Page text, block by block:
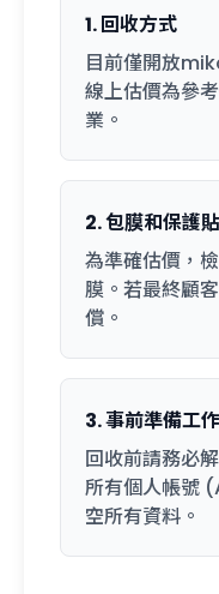
1. 回收方式
目前僅開放
線上估價為參
業。
2. 包膜和保護貼
為準確估價，
膜。若最終顧
償。
3. 事前準備工作
回收前請務必
所有個人帳號
空所有資料。